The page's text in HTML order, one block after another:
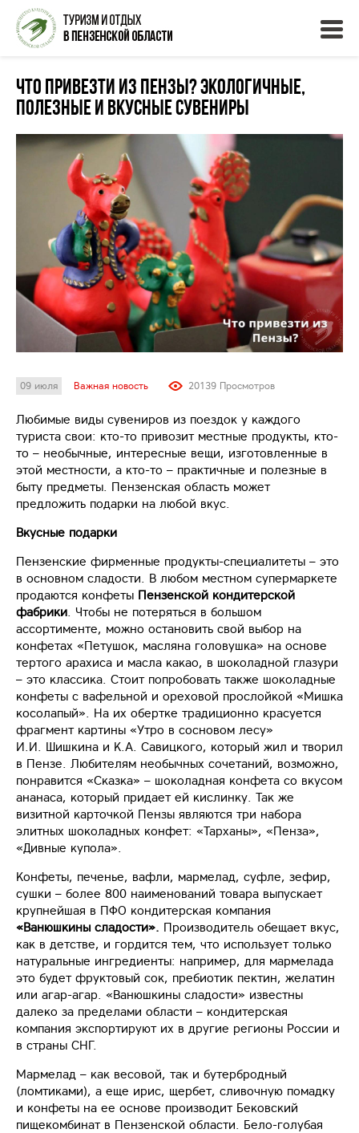
Что привезти из Пензы? Экологичные,
полезные и вкусные сувениры
09 июля Важная новость 20139 Просмотров
Любимые виды сувениров из поездок у каждого
туриста свои: кто-то привозит местные продукты, кто-
то – необычные, интересные вещи, изготовленные в
этой местности, а кто-то – практичные и полезные в
быту предметы. Пензенская область может
предложить подарки на любой вкус.
Вкусные подарки
Пензенские фирменные продукты-специалитеты – это
в основном сладости. В любом местном супермаркете
продаются конфеты Пензенской кондитерской
фабрики. Чтобы не потеряться в большом
ассортименте, можно остановить свой выбор на
конфетах «Петушок, масляна головушка» на основе
тертого арахиса и масла какао, в шоколадной глазури
– это классика. Стоит попробовать также шоколадные
конфеты с вафельной и ореховой прослойкой «Мишка
косолапый». На их обертке традиционно красуется
фрагмент картины «Утро в сосновом лесу»
И.И. Шишкина и К.А. Савицкого, который жил и творил
в Пензе. Любителям необычных сочетаний, возможно,
понравится «Сказка» – шоколадная конфета со вкусом
ананаса, который придает ей кислинку. Так же
визитной карточкой Пензы являются три набора
элитных шоколадных конфет: «Тарханы», «Пенза»,
«Дивные купола».
Конфеты, печенье, вафли, мармелад, суфле, зефир,
сушки – более 800 наименований товара выпускает
крупнейшая в ПФО кондитерская компания
«Ванюшкины сладости». Производитель обещает вкус,
как в детстве, и гордится тем, что использует только
натуральные ингредиенты: например, для мармелада
это будет фруктовый сок, пребиотик пектин, желатин
или агар-агар. «Ванюшкины сладости» известны
далеко за пределами области – кондитерская
компания экспортируют их в другие регионы России и
в страны СНГ.
Мармелад – как весовой, так и бутербродный
(ломтиками), а еще ирис, щербет, сливочную помадку
и конфеты на ее основе производит Бековский
пищекомбинат в Пензенской области. Бело-голубая